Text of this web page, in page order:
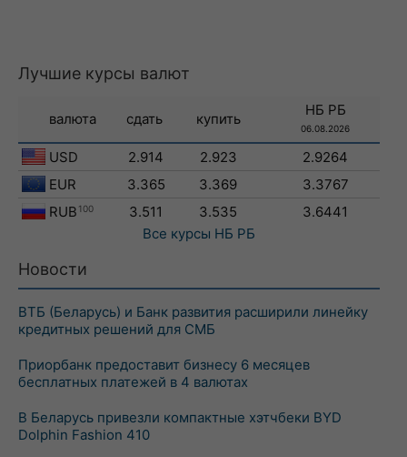
Лучшие курсы валют
валюта сдать купить
НБ РБ
06.08.2026
USD 2.914 2.923
2.9264
EUR
3.365 3.369
3.3767
RUB 100 3.511 3.535
3.6441
Все курсы НБ РБ
Новости
ВТБ (Беларусь) и Банк развития расширили линейку
кредитных решений для СМБ
Приорбанк предоставит бизнесу 6 месяцев
бесплатных платежей в 4 валютах
В Беларусь привезли компактные хэтчбеки BYD
Dolphin Fashion 410